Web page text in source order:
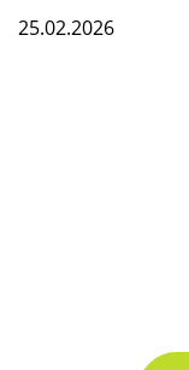
25.02.2026